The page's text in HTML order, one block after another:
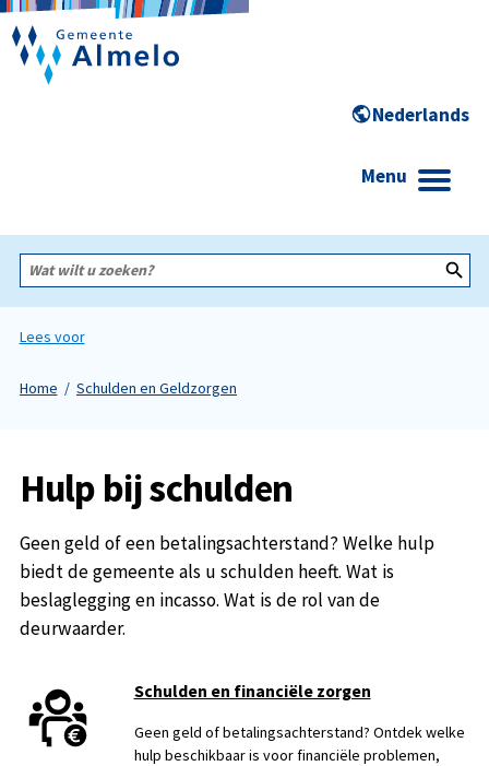
Menu
Wat
wilt
zoeken?
Lees voor
Home Schulden en Geldzorgen
Hulp bij schulden
Geen geld of een betalingsachterstand? Welke hulp
biedt de gemeente als u schulden heeft. Wat is
beslaglegging en incasso. Wat is de rol van de
deurwaarder.
Schulden en financiële zorgen
Geen geld of betalingsachterstand? Ontdek welke
hulp beschikbaar is voor financiële problemen,